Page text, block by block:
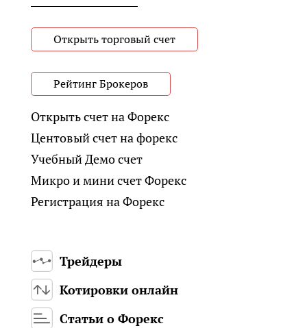
Открыть торговый счет
Рейтинг Брокеров
Открыть счет на Форекс
Центовый счет на форекс
Учебный Демо счет
Микро и мини счет Форекс
Регистрация на Форекс
Трейдеры
Котировки онлайн
Статьи о Форекс